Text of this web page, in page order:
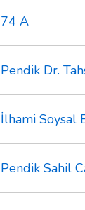
74 A
Pendik Dr.
İlhami Soysal
Pendik Sahil